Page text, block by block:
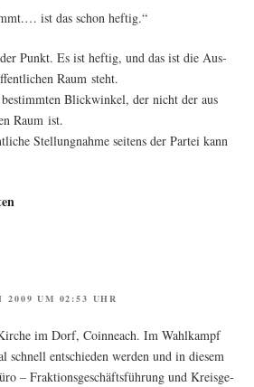
ist das schon heftig.“
Punkt. Es ist hef­tig, und das ist die Aus­
Raum steht.
Blick­win­kel, der nicht der aus
Raum ist.
Stel­lung­nah­me sei­tens der Par­tei kann
UM 02:53 UHR
im Dorf, Coin­neach. Im Wahl­kampf
schnell ent­schie­den wer­den und in die­sem
– Frak­ti­ons­ge­schäfts­füh­rung und Kreis­ge­